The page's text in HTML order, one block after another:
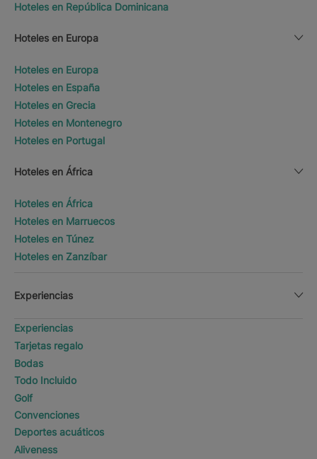
Hoteles en República Dominicana
Hoteles en Europa
Hoteles en Europa
Hoteles en España
Hoteles en Grecia
Hoteles en Montenegro
Hoteles en Portugal
Hoteles en África
Hoteles en África
Hoteles en Marruecos
Hoteles en Túnez
Hoteles en Zanzíbar
Experiencias
Experiencias
Tarjetas regalo
Bodas
Todo Incluido
Golf
Convenciones
Deportes acuáticos
Aliveness